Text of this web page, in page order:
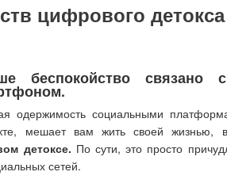
цифрового детокса
беспокойство
одержимость социальными
мешает вам жить своей жизнью,
детоксе. По сути, это просто
сетей.